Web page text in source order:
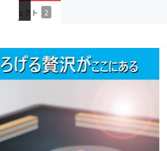
CAMPFIRE for Social Good
CAMPFIREふるさと納税
プロジェクト 2